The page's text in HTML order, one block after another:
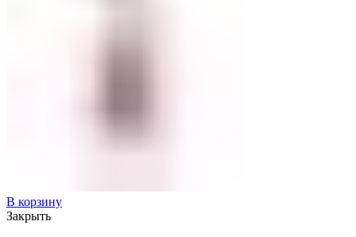
В корзину
Закрыть